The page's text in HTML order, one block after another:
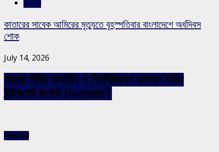
কাতারের সাবেক আমিরের মৃত্যুতে বৃহস্পতিবার বাংলাদেশে অর্ধদিবস
শোক
July 14, 2026
আমরা দিচ্ছি বাধাহীন ও নিরবিচ্ছিন্ন দুর্দান্ত গতির
ইন্টারনেট মানেই DeshiBiT
আরও খবর